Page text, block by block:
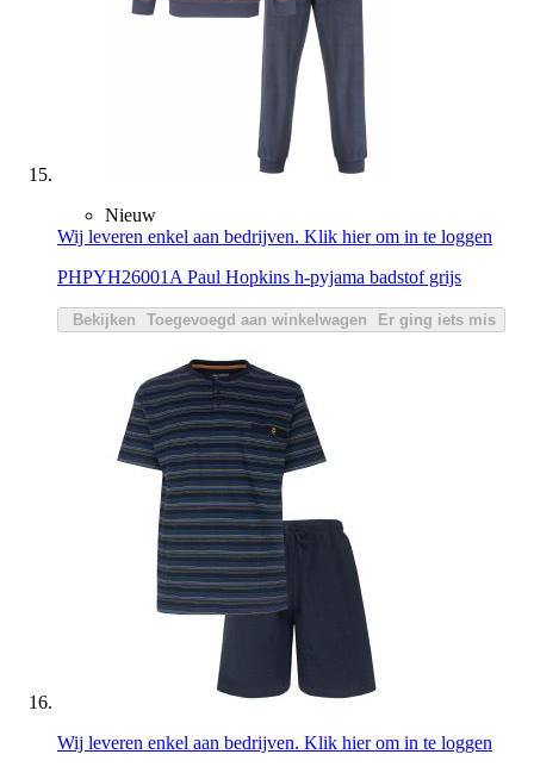
Nieuw
Wij leveren enkel aan bedrijven. Klik hier om in te loggen
PHPYH26001A Paul Hopkins h-pyjama badstof grijs
Bekijken Toegevoegd aan winkelwagen Er ging iets mis
Wij leveren enkel aan bedrijven. Klik hier om in te loggen